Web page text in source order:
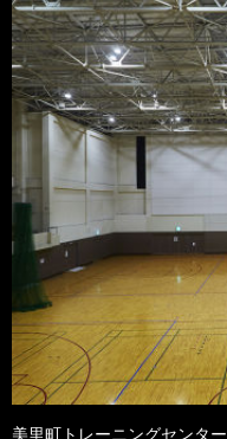
美里町トレーニングセンター